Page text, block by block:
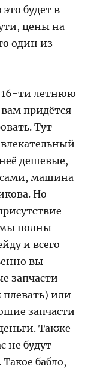
будет в
цены на
один из
16-ти летнюю
придётся
Тут
дешевые,
сами, машина
Но
полны
и всего
вы
запчасти
плевать) или
запчасти
Также
не будут
бабло,